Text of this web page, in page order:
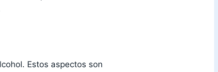
Estos aspectos son